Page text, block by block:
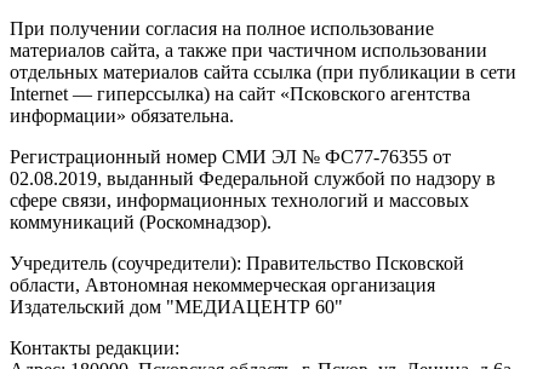
При получении согласия на полное использование
материалов сайта, а также при частичном использовании
отдельных материалов сайта ссылка (при публикации в сети
Internet — гиперссылка) на сайт «Псковского агентства
информации» обязательна.
Регистрационный номер СМИ ЭЛ № ФС77-76355 от
02.08.2019, выданный Федеральной службой по надзору в
сфере связи, информационных технологий и массовых
коммуникаций (Роскомнадзор).
Учредитель (соучредители): Правительство Псковской
области, Автономная некоммерческая организация
Издательский дом "МЕДИАЦЕНТР 60"
Контакты редакции: